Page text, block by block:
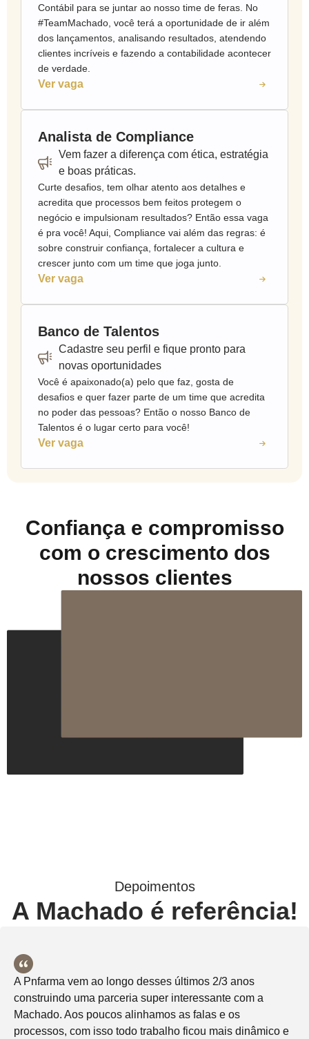
Contábil para se juntar ao nosso time de feras. No
#TeamMachado, você terá a oportunidade de ir além
dos lançamentos, analisando resultados, atendendo
clientes incríveis e fazendo a contabilidade acontecer
de verdade.
Ver vaga
Analista de Compliance
Vem fazer a diferença com ética, estratégia
e boas práticas.
Curte desafios, tem olhar atento aos detalhes e
acredita que processos bem feitos protegem o
negócio e impulsionam resultados? Então essa vaga
é pra você! Aqui, Compliance vai além das regras: é
sobre construir confiança, fortalecer a cultura e
crescer junto com um time que joga junto.
Ver vaga
Banco de Talentos
Cadastre seu perfil e fique pronto para
novas oportunidades
Você é apaixonado(a) pelo que faz, gosta de
desafios e quer fazer parte de um time que acredita
no poder das pessoas? Então o nosso Banco de
Talentos é o lugar certo para você!
Ver vaga
Confiança e compromisso
com o crescimento dos
nossos clientes
Depoimentos
A Machado é referência!
A Pnfarma vem ao longo desses últimos 2/3 anos
construindo uma parceria super interessante com a
Machado. Aos poucos alinhamos as falas e os
processos, com isso todo trabalho ficou mais dinâmico e